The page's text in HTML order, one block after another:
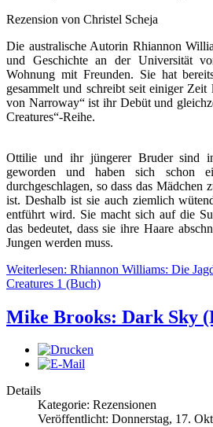
Rezension von Christel Scheja
Die australische Autorin Rhiannon
und Geschichte an der Universität
Wohnung mit Freunden. Sie hat
gesammelt und schreibt seit einiger Zeit
von Narroway“ ist ihr Debüt und
Creatures“-Reihe.
Ottilie und ihr jüngerer Bruder sind
geworden und haben sich schon
durchgeschlagen, so dass das Mädchen
ist. Deshalb ist sie auch ziemlich
entführt wird. Sie macht sich auf die
das bedeutet, dass sie ihre Haare
Jungen werden muss.
Weiterlesen: Rhiannon Williams: Die
Creatures 1 (Buch)
Mike Brooks: Dark Sky
Details
Kategorie: Rezensionen
Veröffentlicht: Donnerstag, 17.